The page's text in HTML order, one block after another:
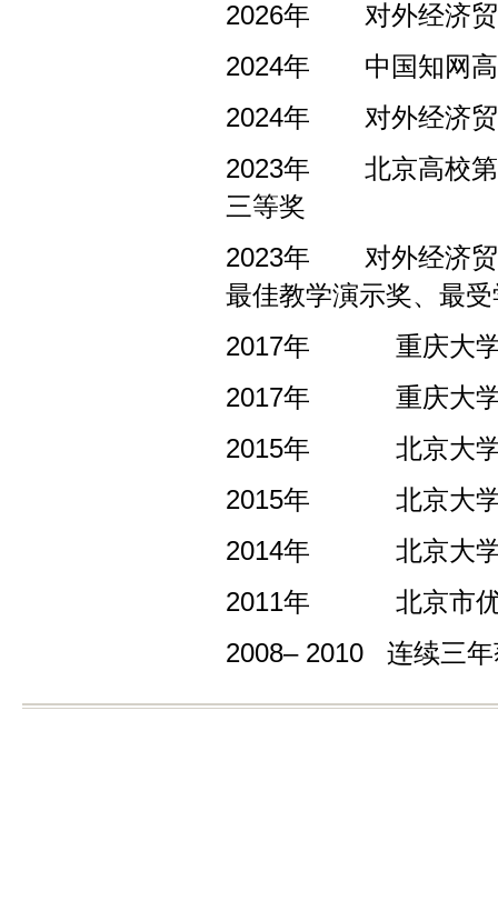
2026年
对外经济
2024年
中国知网
2024年
对外经济
2023年
北京高校
三等奖
2023年
对外经济
最佳教学演示奖、最
2017年
重庆大
2017年
重庆大
2015年
北京大
2015年
北京大
2014年
北京大
2011年
北京市
2008– 2010 连续三